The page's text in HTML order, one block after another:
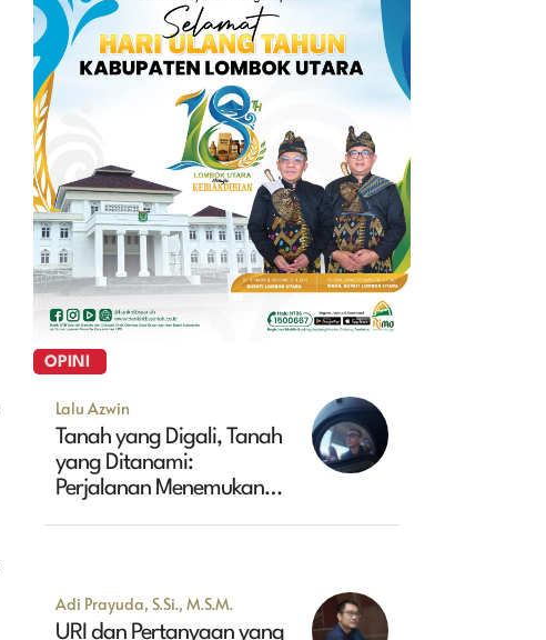
OPINI
Lalu Azwin
Tanah yang Digali, Tanah
yang Ditanami:
Perjalanan Menemukan
Adi Prayuda, S.Si., M.S.M.
URI dan Pertanyaan yang